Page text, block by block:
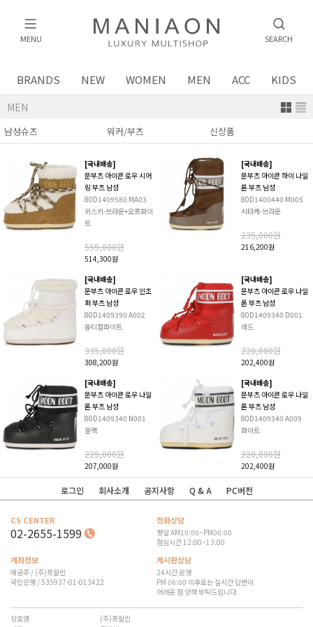
MENU SEARCH
BRANDS NEW WOMEN MEN ACC KIDS
MEN
[국내배송]
문부츠 아이콘 로우 시어
링 부츠 남성
80D1409580 MA03
위스키-브라운+오프화이
트
559,000원
514,300원
[국내배송]
문부츠 아이콘 하이 나일
론 부츠 남성
80D1400440 M005
시타케-브라운
235,000원
216,200원
[국내배송]
문부츠 아이콘 로우 인조
퍼 부츠 남성
80D1409390 A002
옵티컬화이트
335,000원
308,200원
[국내배송]
문부츠 아이콘 로우 나일
론 부츠 남성
80D1409340 D001
레드
220,000원
202,400원
[국내배송]
문부츠 아이콘 로우 나일
론 부츠 남성
80D1409340 N001
블랙
225,000원
207,000원
[국내배송]
문부츠 아이콘 로우 나일
론 부츠 남성
80D1409340 A009
화이트
220,000원
202,400원
로그인 회사소개 공지사항 Q & A PC버전
CS CENTER
02-2655-1599
전화상담
평일 AM10:00~PM06:00
점심시간 12:00~13:00
계좌정보
예금주 / (주)프랄린
국민은행 / 535937-01-013422
게시판상담
24시간 운영
PM 06:00 이후로는 실시간 답변이
어려운 점 양해 부탁드립니다.
상호명
(주)프랄린